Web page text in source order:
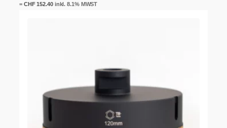
= CHF152.40inkl. 8.1% MWST